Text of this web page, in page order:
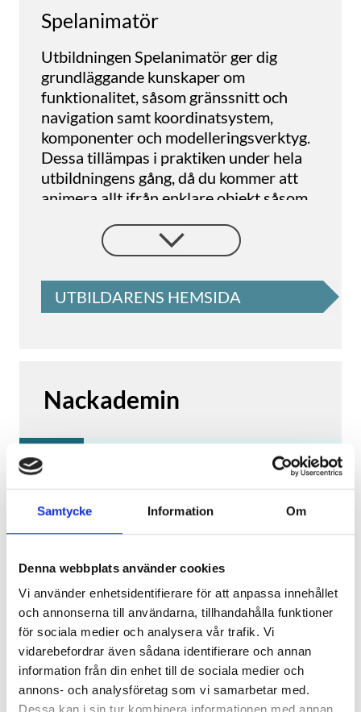
Samtycke Information Om
Denna webbplats använder cookies
Vi använder enhetsidentifierare för att anpassa innehållet
och annonserna till användarna, tillhandahålla funktioner
för sociala medier och analysera vår trafik. Vi
vidarebefordrar även sådana identifierare och annan
information från din enhet till de sociala medier och
annons- och analysföretag som vi samarbetar med.
Spelanimatör
Utbildningen Spelanimatör ger dig
grundläggande kunskaper om
funktionalitet, såsom gränssnitt och
navigation samt koordinatsystem,
komponenter och modelleringsverktyg.
Dessa tillämpas i praktiken under hela
utbildningens gång, då du kommer att
animera allt ifrån enklare objekt såsom
fyrbenta varelser.
Spelanimatör behöver ha god kunskap i
det engelska språket för att kunna
medarbetare.
på en verklig arbetsplats. Där får du,
under erfaren handledning, omsätta
teori i praktisk arbetslivserfarenhet och
utveckla, fördjupa och befästa dina
lärdomar till kunskap. Dessutom får du
chansen att lära dig mer om vilka
skaffa värdefulla kontakter och lära
känna branschen på ett djupare plan.
Efter avslutad utbildning kan du bland
annat arbeta inom:
Spelanimatör
3D-animatör
UTBILDARENS HEMSIDA
Nackademin
500
100%
Branscher
Kultur, media, design
Data & IT
Utbildningsstart
Höstterminen 2026